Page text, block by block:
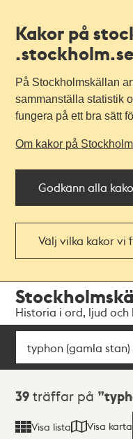
Kakor på
.stockholm.se
På Stockholmskällan
sammanställa statistik
fungera på ett bra sätt
Om kakor på
Godkänn alla
Välj vilka kakor vi
navigationen
huvudinnehållet
Historia i ord, ljud och
Sök
Sökresultat
39 träffar på
Visa lista Visa karta